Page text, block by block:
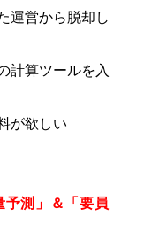
運営から脱却し
計算ツールを入
が欲しい
予測」＆「要員